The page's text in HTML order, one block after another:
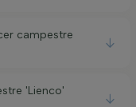
campestre
'Lienco'